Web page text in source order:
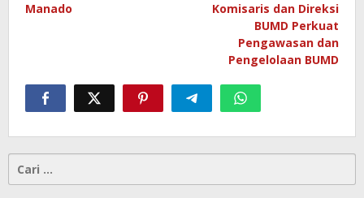
Manado
Komisaris dan Direksi
BUMD Perkuat
Pengawasan dan
Pengelolaan BUMD
untuk: